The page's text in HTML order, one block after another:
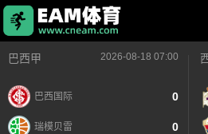
巴西甲 2026-08-18 07:00
巴西国际 0
瑞模贝雷 0